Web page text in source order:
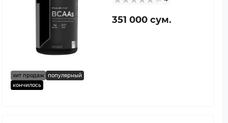
хит продаж
популярный
кончилось
351 000 сум.